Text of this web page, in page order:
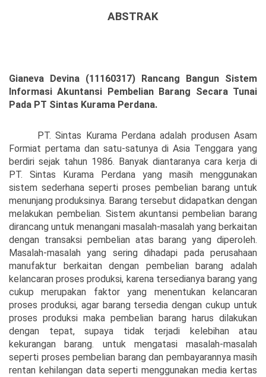
ABSTRAK
Gianeva Devina (11160317) Rancang Bangun Sistem
Informasi Akuntansi Pembelian Barang Secara Tunai
Pada PT Sintas Kurama Perdana.
PT. Sintas Kurama Perdana adalah produsen Asam
Formiat pertama dan satu-satunya di Asia Tenggara yang
berdiri sejak tahun 1986. Banyak diantaranya cara kerja di
PT. Sintas Kurama Perdana yang masih menggunakan
sistem sederhana seperti proses pembelian barang untuk
menunjang produksinya. Barang tersebut didapatkan dengan
melakukan pembelian. Sistem akuntansi pembelian barang
dirancang untuk menangani masalah-masalah yang berkaitan
dengan transaksi pembelian atas barang yang diperoleh.
Masalah-masalah yang sering dihadapi pada perusahaan
manufaktur berkaitan dengan pembelian barang adalah
kelancaran proses produksi, karena tersedianya barang yang
cukup merupakan faktor yang menentukan kelancaran
proses produksi, agar barang tersedia dengan cukup untuk
proses produksi maka pembelian barang harus dilakukan
dengan tepat, supaya tidak terjadi kelebihan atau
kekurangan barang. untuk mengatasi masalah-masalah
seperti proses pembelian barang dan pembayarannya masih
rentan kehilangan data seperti menggunakan media kertas